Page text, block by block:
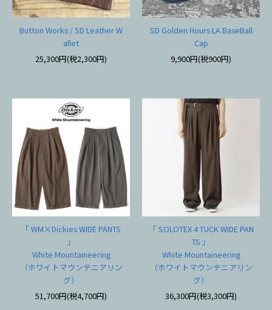
Button Works / SD Leather W
allet
25,300円(税2,300円)
SD Golden Hours LA BaseBall
Cap
9,900円(税900円)
「 WM×Dickies WIDE PANTS
」
White Mountaineering
（ホワイトマウンテニアリン
グ）
51,700円(税4,700円)
「 SOLOTEX 4 TUCK WIDE PAN
TS 」
White Mountaineering
（ホワイトマウンテニアリン
グ）
36,300円(税3,300円)